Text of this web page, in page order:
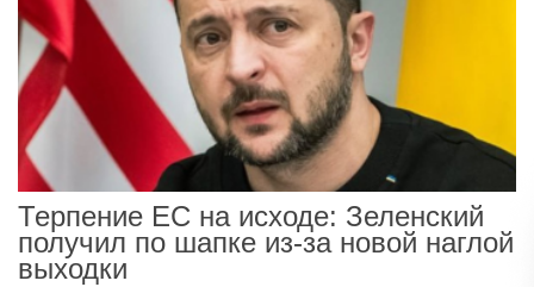
Терпение ЕС на исходе: Зеленский
получил по шапке из-за новой наглой
выходки